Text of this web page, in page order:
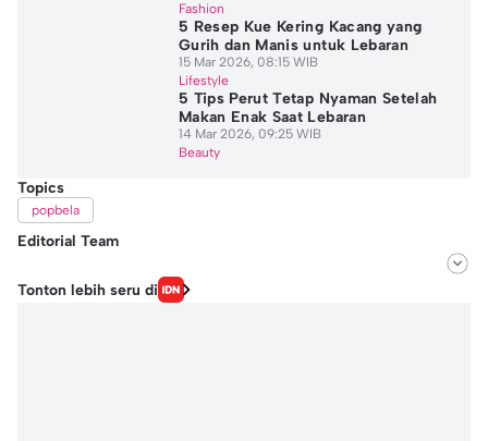
Fashion
5 Resep Kue Kering Kacang yang
Gurih dan Manis untuk Lebaran
15 Mar 2026, 08:15 WIB
Lifestyle
5 Tips Perut Tetap Nyaman Setelah
Makan Enak Saat Lebaran
14 Mar 2026, 09:25 WIB
Beauty
Topics
popbela
Editorial Team
Editor
Jennifer Alexis Tanjung
Tonton lebih seru di